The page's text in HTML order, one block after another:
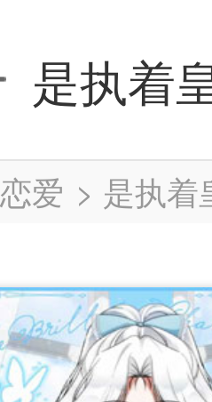
是执着
恋爱 > 是执着